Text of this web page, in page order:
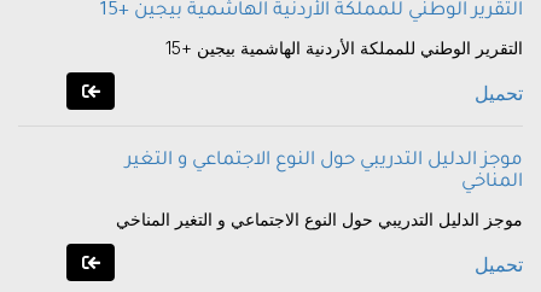
التقرير الوطني للمملكة الأردنية الهاشمية بيجين +15
التقرير الوطني للمملكة الأردنية الهاشمية بيجين +15
تحميل
موجز الدليل التدريبي حول النوع الاجتماعي و التغير
المناخي
موجز الدليل التدريبي حول النوع الاجتماعي و التغير المناخي
تحميل